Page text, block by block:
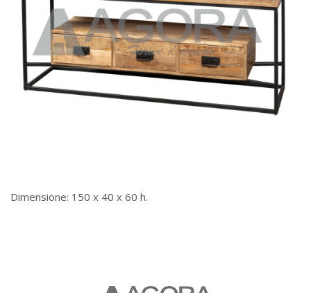
Dimensione: 150 x 40 x 60 h.